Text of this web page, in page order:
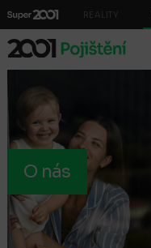
REALITY
O nás